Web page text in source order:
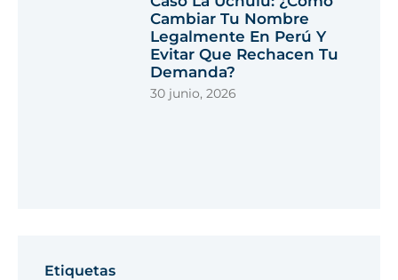
Cambiar Tu Nombre
Legalmente En Perú Y
Evitar Que Rechacen Tu
Demanda?
30 junio, 2026
Etiquetas